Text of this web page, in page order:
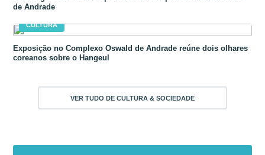
de Andrade
CULTURA
Exposição no Complexo Oswald de Andrade reúne dois olhares
coreanos sobre o Hangeul
VER TUDO DE CULTURA & SOCIEDADE